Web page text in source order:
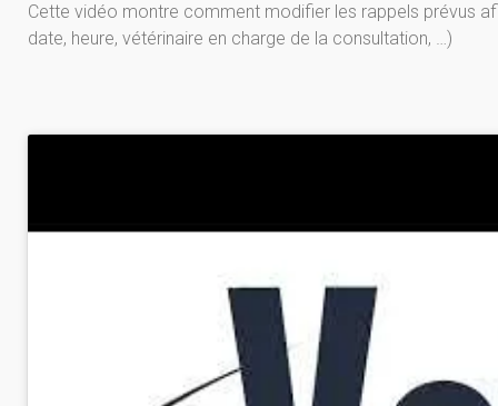
Cette vidéo montre comment modifier les rappels prévus
date, heure, vétérinaire en charge de la consultation, …)